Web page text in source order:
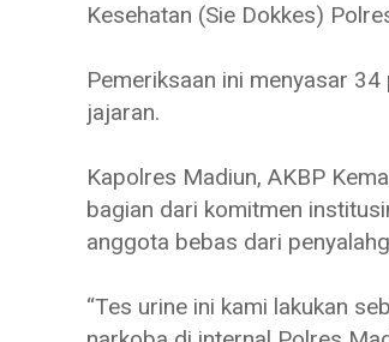
Kesehatan (Sie Dokkes)
Pemeriksaan ini menyasar
jajaran.
Kapolres Madiun, AKBP
bagian dari komitmen
anggota bebas dari
“Tes urine ini kami lakukan